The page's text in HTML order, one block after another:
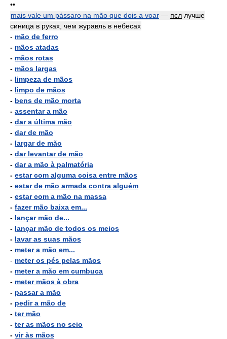
••
mais vale um pássaro na mão que dois a voar — псл лучше
синица в руках, чем журавль в небесах
- mão de ferro
- mãos atadas
- mãos rotas
- mãos largas
- limpeza de mãos
- limpo de mãos
- bens de mão morta
- assentar a mão
- dar a última mão
- dar de mão
- largar de mão
- dar levantar de mão
- dar a mão à palmatória
- estar com alguma coisa entre mãos
- estar de mão armada contra alguém
- estar com a mão na massa
- fazer mão baixa em...
- lançar mão de...
- lançar mão de todos os meios
- lavar as suas mãos
- meter a mão em...
- meter os pés pelas mãos
- meter a mão em cumbuca
- meter mãos à obra
- passar a mão
- pedir a mão de
- ter mão
- ter as mãos no seio
- vir às mãos